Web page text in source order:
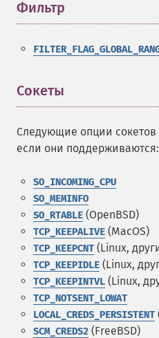
Фильтр
Сокеты
Следующие опции сокетов
если они поддерживаются:
SO_INCOMING_CPU
SO_MEMINFO
SO_RTABLE (OpenBSD)
TCP_KEEPALIVE (MacOS)
TCP_KEEPCNT (Linux,
TCP_KEEPIDLE (Linux,
TCP_KEEPINTVL (Linux,
TCP_NOTSENT_LOWAT
LOCAL_CREDS_PERSISTENT
SCM_CREDS2 (FreeBSD)